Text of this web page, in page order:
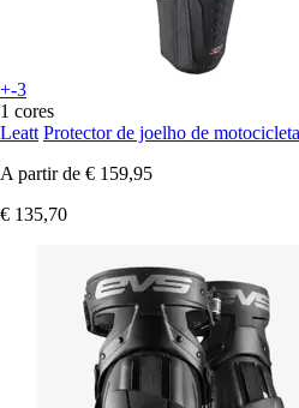
+-3
1 cores
Leatt Protector de joelho de
A partir de € 159,95
€ 135,70